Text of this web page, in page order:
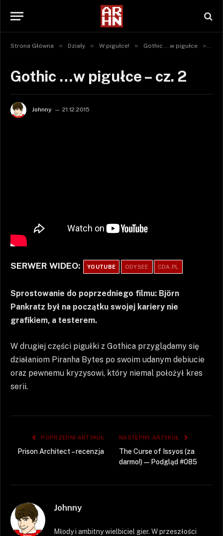
Strona Główna » Działy » W pigułce! » Gothic ...w pigułce »
Gothic …w pigułce – cz. 2
Johnny 21.12.2015
SERWER WIDEO: YOUTUBE ODYSEE CDA.PL
Sprostowanie do poprzedniego filmu: Björn
Pankratz był na początku swojej kariery nie
grafikiem, a testerem.
W drugiej części pigułki z Gothica przyglądamy się
działaniom Piranha Bytes po swoim udanym debiucie
oraz pewnemu kryzysowi, który niemal położył kres
serii.
POPRZEDNI ARTYKUŁ
Prison Architect – recenzja
NASTĘPNY ARTYKUŁ
The Curse of Issyos (za
darmo!) — Podgląd #085
Johnny
Młody i ambitny wielbiciel gier. W przeszłości